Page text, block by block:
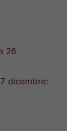
26
dicembre: